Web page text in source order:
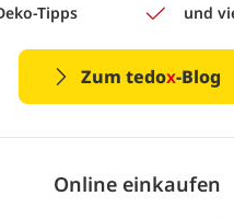
Tipps
und
Zum tedox-Blog
Online einkaufen